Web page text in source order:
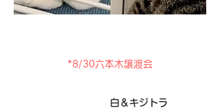
*8/30六本木譲渡会
白＆キジトラ